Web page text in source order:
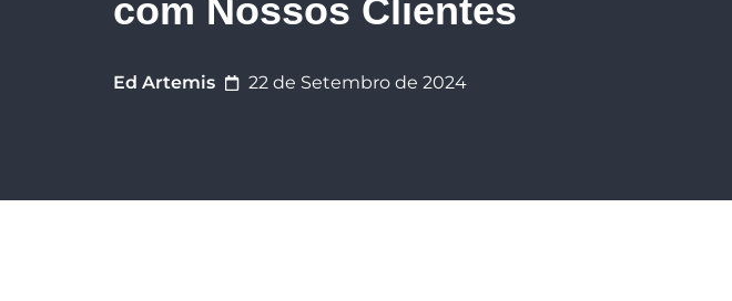
com Nossos Clientes
Ed Artemis 22 de Setembro de 2024